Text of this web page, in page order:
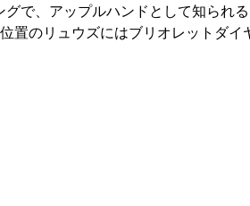
で、アップルハンドとして知られ
置のリュウズにはブリオレットダ